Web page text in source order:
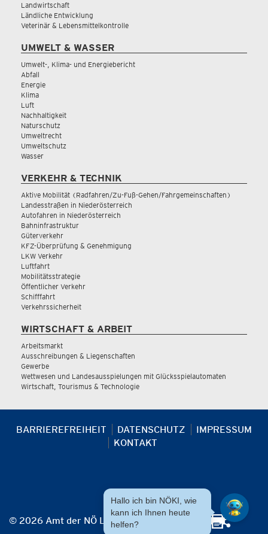
Landwirtschaft
Ländliche Entwicklung
Veterinär & Lebensmittelkontrolle
UMWELT & WASSER
Umwelt-, Klima- und Energiebericht
Abfall
Energie
Klima
Luft
Nachhaltigkeit
Naturschutz
Umweltrecht
Umweltschutz
Wasser
VERKEHR & TECHNIK
Aktive Mobilität (Radfahren/Zu-Fuß-Gehen/Fahrgemeinschaften)
Landesstraßen in Niederösterreich
Autofahren in Niederösterreich
Bahninfrastruktur
Güterverkehr
KFZ-Überprüfung & Genehmigung
LKW Verkehr
Luftfahrt
Mobilitätsstrategie
Öffentlicher Verkehr
Schifffahrt
Verkehrssicherheit
WIRTSCHAFT & ARBEIT
Arbeitsmarkt
Ausschreibungen & Liegenschaften
Gewerbe
Wettwesen und Landesausspielungen mit Glücksspielautomaten
Wirtschaft, Tourismus & Technologie
BARRIEREFREIHEIT DATENSCHUTZ
IMPRESSUM
KONTAKT
© 2026 Amt der NÖ Landesregierung
Hallo ich bin NÖKI, wie
kann ich Ihnen heute
helfen?